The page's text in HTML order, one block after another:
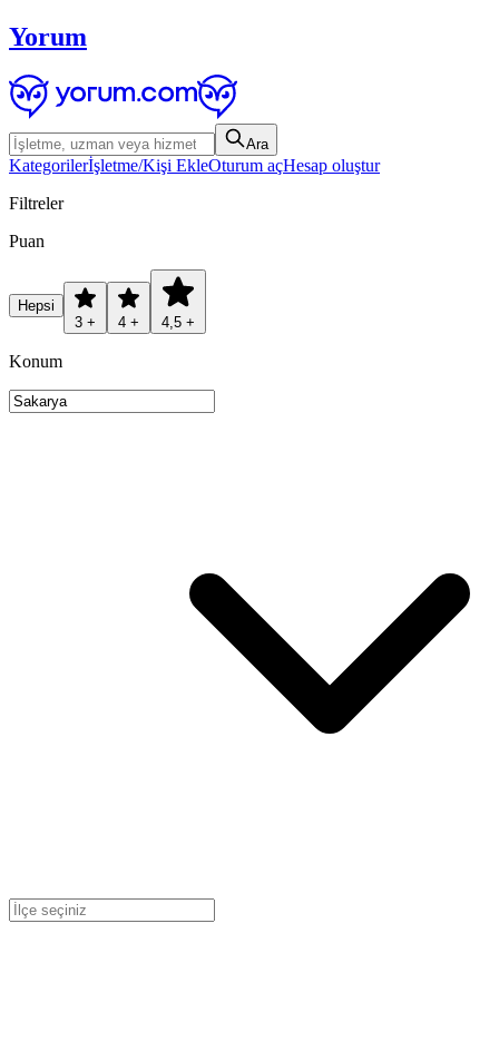
Yorum
Ara
Kategorilerİşletme/Kişi EkleOturum açHesap oluştur
Filtreler
Puan
Hepsi
3 +
4 + 4,5 +
Konum